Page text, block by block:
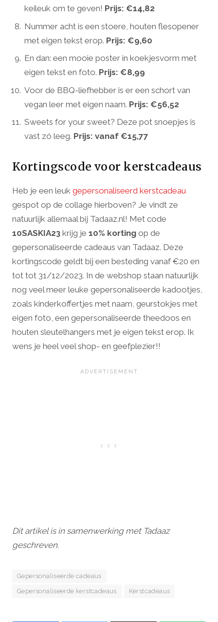
keileuk om te geven! Prijs: €14,82
Nummer acht is een stoere, houten flesopener
met eigen tekst erop. Prijs: €9,60
En dan: een mooie poster in koekjesvorm met
eigen tekst en foto. Prijs: €8,99
Voor de BBQ-liefhebber is er een schort van
vegan leer met eigen naam. Prijs: €56,52
Sweets for your sweet? Deze pot snoepjes is
vast zó leeg. Prijs: vanaf €15,77
Kortingscode voor kerstcadeaus
Heb je een leuk gepersonaliseerd kerstcadeau
gespot op de collage hierboven? Je vindt ze
natuurlijk allemaal bij Tadaaz.nl! Met code
10SASKIA23 krijg je 10% korting op de
gepersonaliseerde cadeaus van Tadaaz. Deze
kortingscode geldt bij een besteding vanaf €20 en
tot tot 31/12/2023. In de webshop staan natuurlijk
nog veel meer leuke gepersonaliseerde kadootjes,
zoals kinderkoffertjes met naam, geurstokjes met
eigen foto, een gepersonaliseerde theedoos en
houten sleutelhangers met je eigen tekst erop. Ik
wens je heel veel shop- en geefplezier!!
Dit artikel is in samenwerking met Tadaaz
geschreven.
Gepersonaliseerde cadeaus
Gepersonaliseerde kerstcadeaus Kerstcadeaus